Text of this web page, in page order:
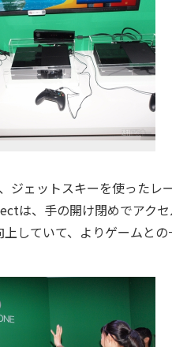
ェットスキーを使ったレ
は、手の開け閉めでアク
ていて、よりゲームとの